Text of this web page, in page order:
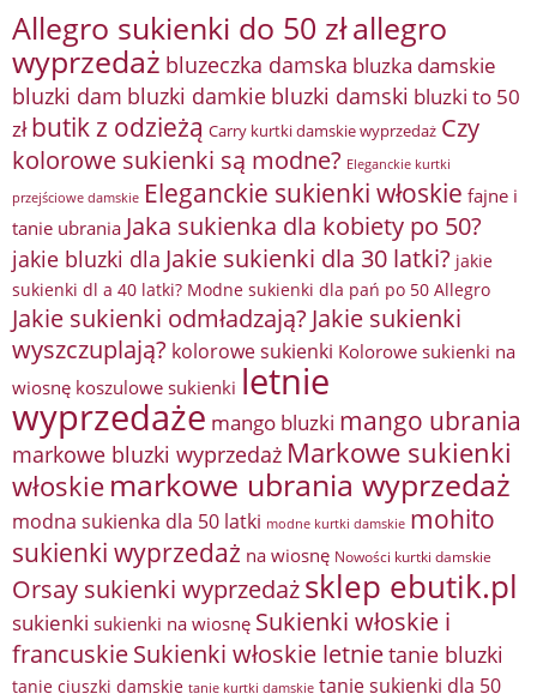
Allegro sukienki do 50 złallegro
wyprzedaż bluzeczka damska bluzka damskie
bluzki dam bluzki damkie bluzki damski bluzki to 50
zł butik z odzieżą Carry kurtki damskie wyprzedaż Czy
kolorowe sukienki są modne? Eleganckie kurtki
przejściowe damskie Eleganckie sukienki włoskie fajne i
tanie ubrania Jaka sukienka dla kobiety po 50?
jakie bluzki dla Jakie sukienki dla 30 latki? jakie
sukienki dl a 40 latki? Modne sukienki dla pań po 50 Allegro
Jakie sukienki odmładzają? Jakie sukienki
wyszczuplają? kolorowe sukienki Kolorowe sukienki na
wiosnę koszulowe sukienki letnie
wyprzedaże mango bluzki mango ubrania
markowe bluzki wyprzedaż Markowe sukienki
włoskie markowe ubrania wyprzedaż
modna sukienka dla 50 latki modne kurtki damskie mohito
sukienki wyprzedaż na wiosnę Nowości kurtki damskie
Orsay sukienki wyprzedażsklep ebutik.pl
sukienki sukienki na wiosnę Sukienki włoskie i
francuskieSukienki włoskie letnietanie bluzki
tanie ciuszki damskie tanie kurtki damskie tanie sukienki dla 50